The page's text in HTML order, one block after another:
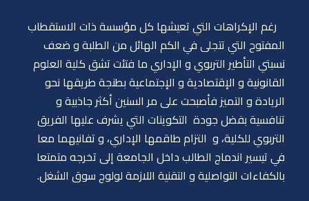
رغم الإكراهات التي تعيشها كل مؤسسة ذات الاستقطاب
المفتوح التي تتجلى في الكم الهائل من الطلبة و ضعف
نسبتي التأطير التربوي و الإداري ما فتئت تشق كلية العلوم
القانونية و الإقتصادية و الإجتماعية بطنجة طريقها نحو
الريادة و التميز فأصبحت على مر السنين أكثر جاذبية و
تنافسية بفضل جودة التكوينات التي يشرف عليها الفريق
التربوي للكلية، و التزام طاقمها الإداري، و تفانيهما معا
في تيسير اندماج الطالب داخل الجامعة إلى تخرجه متمتعا
بالكفاءات التواصلية و التقنية اللازمة لولوج سوق الشغل.